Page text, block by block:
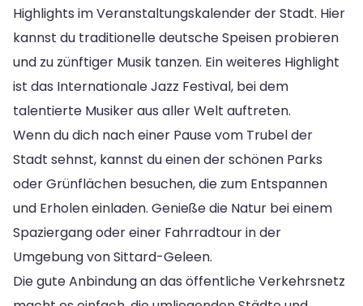
Highlights im Veranstaltungskalender der Stadt. Hier
kannst du traditionelle deutsche Speisen probieren
und zu zünftiger Musik tanzen. Ein weiteres Highlight
ist das Internationale Jazz Festival, bei dem
talentierte Musiker aus aller Welt auftreten.
Wenn du dich nach einer Pause vom Trubel der
Stadt sehnst, kannst du einen der schönen Parks
oder Grünflächen besuchen, die zum Entspannen
und Erholen einladen. Genieße die Natur bei einem
Spaziergang oder einer Fahrradtour in der
Umgebung von Sittard-Geleen.
Die gute Anbindung an das öffentliche Verkehrsnetz